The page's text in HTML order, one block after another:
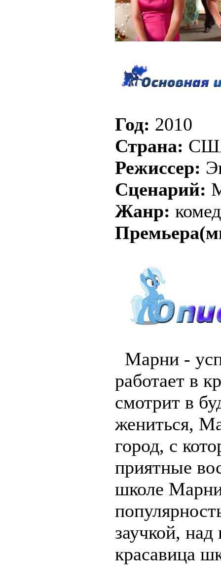
Год: 2010
Страна:
Режиссер:
Сценарий:
Жанр:
Марни -
работает в
смотрит в
жениться,
город, с
приятные
школе
заучкой, над
красавица